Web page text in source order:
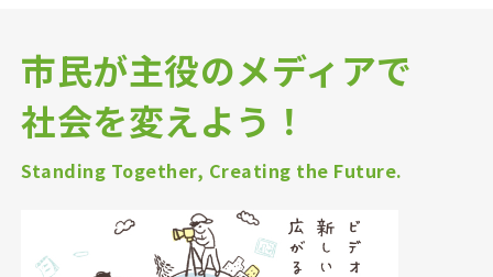
市民が主役のメディアで
社会を変えよう！
Standing Together, Creating the Future.